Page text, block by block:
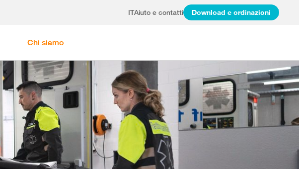
ITAiuto e contatti Download e ordinazioni
Chi siamo